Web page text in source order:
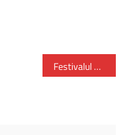
Festivalul de Vinuri – Selgros Bacău